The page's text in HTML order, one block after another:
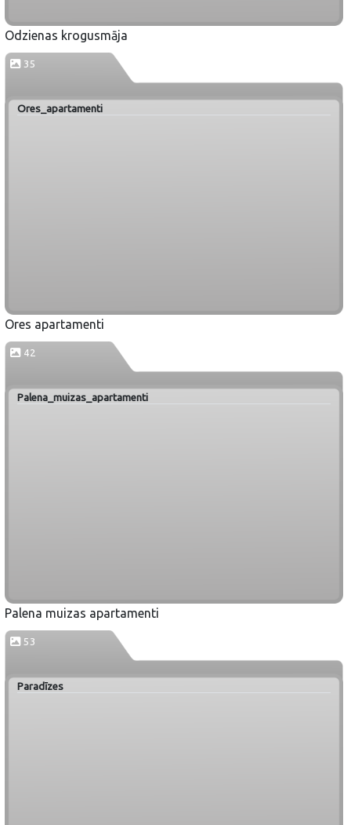
Odzienas krogusmāja
35
Ores_apartamenti
Ores apartamenti
42
Palena_muizas_apartamenti
Palena muizas apartamenti
53
Paradīzes